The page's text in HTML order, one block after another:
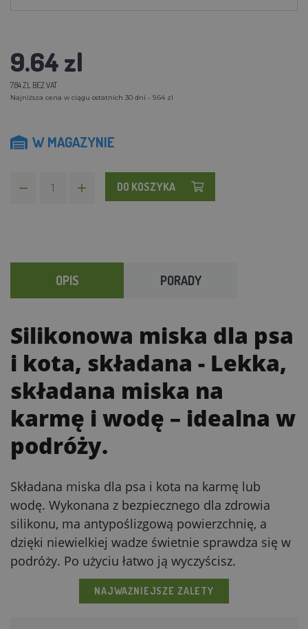
9.64 zl
7.84 ZL BEZ VAT
Najniższa cena w ciągu ostatnich 30 dni - 9.64 zl
W MAGAZYNIE
DO KOSZYKA
OPIS PORADY
Silikonowa miska dla psa
i kota, składana - Lekka,
składana miska na
karmę i wodę – idealna w
podróży.
Składana miska dla psa i kota na karmę lub
wodę. Wykonana z bezpiecznego dla zdrowia
silikonu, ma antypoślizgową powierzchnię, a
dzięki niewielkiej wadze świetnie sprawdza się w
podróży. Po użyciu łatwo ją wyczyścisz.
NAJWAŻNIEJSZE ZALETY